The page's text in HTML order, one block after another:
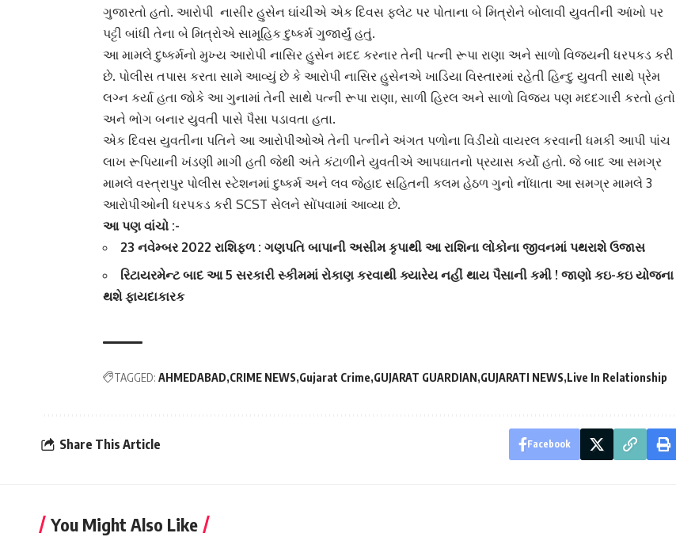
ગુજારતો હતો. આરોપી નાસીર હુસેન ઘાંચીએ એક દિવસ ફ્લેટ પર પોતાના બે મિત્રોને બોલાવી યુવતીની આંખો પર
પટ્ટી બાંધી તેના બે મિત્રોએ સામૂહિક દુષ્કર્મગુજાર્યું હતું.
આ મામલે દુષ્કર્મનો મુખ્ય આરોપી નાસિર હુસેન મદદ કરનાર તેની પત્ની રૂપા રાણા અને સાળો વિજયની ધરપકડ કરી
છે. પોલીસ તપાસ કરતા સામે આવ્યું છે કે આરોપી નાસિર હુસેનએ ખાડિયા વિસ્તારમાં રહેતી હિન્દુ યુવતી સાથે પ્રેમ
લગ્ન કર્યા હતા જોકે આ ગુનામાં તેની સાથે પત્ની રૂપા રાણા, સાળી હિરલ અને સાળો વિજય પણ મદદગારી કરતો હતો
અને ભોગ બનાર યુવતી પાસે પૈસા પડાવતા હતા.
એક દિવસ યુવતીના પતિને આ આરોપીઓએ તેની પત્નીને અંગત પળોના વિડીયો વાયરલ કરવાની ધમકી આપી પાંચ
લાખ રૂપિયાની ખંડણી માગી હતી જેથી અંતે કંટાળીને યુવતીએ આપઘાતનો પ્રયાસ કર્યો હતો. જે બાદ આ સમગ્ર
મામલે વસ્ત્રાપુર પોલીસ સ્ટેશનમાં દુષ્કર્મ અને લવ જેહાદ સહિતની કલમ હેઠળ ગુનો નોંધાતા આ સમગ્ર મામલે 3
આરોપીઓની ધરપકડ કરી SCST સેલને સોંપવામાં આવ્યા છે.
આ પણ વાંચો :-
23 નવેમ્બર 2022 રાશિફળ : ગણપતિ બાપાની અસીમ કૃપાથી આ રાશિના લોકોના જીવનમાં પથરાશે ઉજાસ
રિટાયરમેન્ટ બાદ આ 5 સરકારી સ્કીમમાં રોકાણ કરવાથી ક્યારેય નહીં થાય પૈસાની કમી ! જાણો કઇ-કઇ યોજના
થશે ફાયદાકારક
TAGGED: AHMEDABAD CRIME NEWS Gujarat Crime GUJARAT GUARDIAN GUJARATI NEWS Live In Relationship
Share This Article Facebook
You Might Also Like